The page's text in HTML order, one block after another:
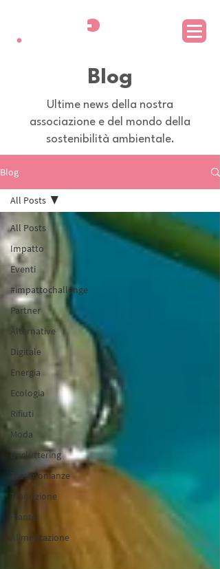
Blog
Ultime news della nostra
associazione e del mondo della
sostenibilità ambientale.
Blog
All Posts
Impatto
Eventi
#impattochallenge
Partner
Alternative
Digitale
Energia
Ecologia
Rifiuti
Moda
Decluttering
Testimonianze
Transizione
Piante
Alimentazione
All Posts